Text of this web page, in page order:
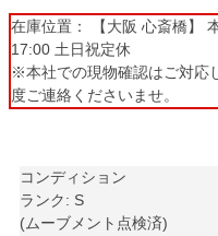
在庫位置： 【大阪 心斎橋】
17:00 土日祝定休
※本社での現物確認はご対応
度ご連絡くださいませ。
コンディション
ランク: S
(ムーブメント点検済)